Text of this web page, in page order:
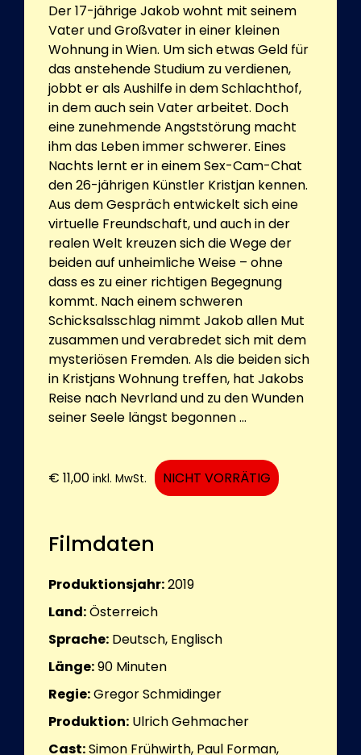
Der 17-jährige Jakob wohnt mit seinem
Vater und Großvater in einer kleinen
Wohnung in Wien. Um sich etwas Geld für
das anstehende Studium zu verdienen,
jobbt er als Aushilfe in dem Schlachthof,
in dem auch sein Vater arbeitet. Doch
eine zunehmende Angststörung macht
ihm das Leben immer schwerer. Eines
Nachts lernt er in einem Sex-Cam-Chat
den 26-jährigen Künstler Kristjan kennen.
Aus dem Gespräch entwickelt sich eine
virtuelle Freundschaft, und auch in der
realen Welt kreuzen sich die Wege der
beiden auf unheimliche Weise – ohne
dass es zu einer richtigen Begegnung
kommt. Nach einem schweren
Schicksalsschlag nimmt Jakob allen Mut
zusammen und verabredet sich mit dem
mysteriösen Fremden. Als die beiden sich
in Kristjans Wohnung treffen, hat Jakobs
Reise nach Nevrland und zu den Wunden
seiner Seele längst begonnen …
€ 11,00 inkl. MwSt. NICHT VORRÄTIG
Filmdaten
Produktionsjahr:2019
Land:Österreich
Sprache: Deutsch, Englisch
Länge:90 Minuten
Regie:Gregor Schmidinger
Produktion: Ulrich Gehmacher
Cast:Simon Frühwirth, Paul Forman,